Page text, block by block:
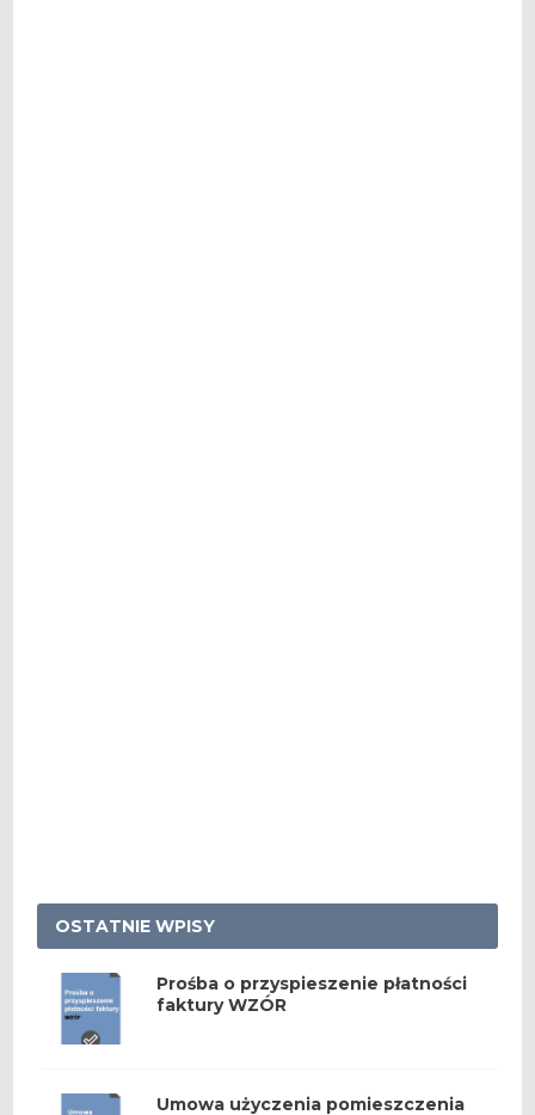
OSTATNIE WPISY
Prośba o przyspieszenie płatności
faktury WZÓR
Umowa użyczenia pomieszczenia